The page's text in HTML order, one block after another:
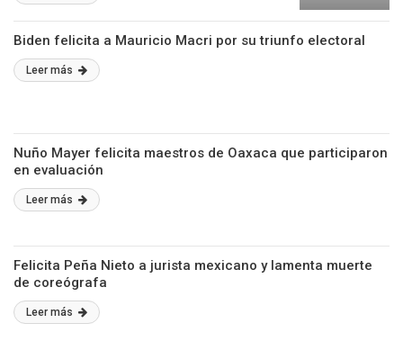
Biden felicita a Mauricio Macri por su triunfo electoral
Leer más
Nuño Mayer felicita maestros de Oaxaca que participaron
en evaluación
Leer más
Felicita Peña Nieto a jurista mexicano y lamenta muerte
de coreógrafa
Leer más